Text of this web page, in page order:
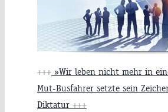
+++ »Wir leben nicht mehr in
Mut-Busfahrer setzte sein
Diktatur +++